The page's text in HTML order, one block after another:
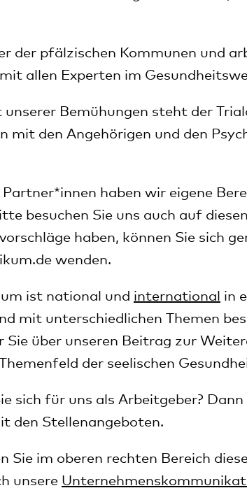
der pfälzischen Kommunen und
allen Experten im
Bemühungen steht der
mit den Angehörigen und den
haben wir eigene
besuchen Sie uns auch auf
haben, können Sie sich
wenden.
ist national und international in
mit unterschiedlichen Themen
Sie über unseren Beitrag zur
der seelischen
sich für uns als Arbeitgeber?
den Stellenangeboten.
Sie im oberen rechten Bereich
unsere